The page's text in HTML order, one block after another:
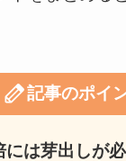
記事のポイ
には芽出しが